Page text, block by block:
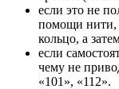
если это не
помощи нити,
кольцо, а
если
чему не
«101», «112».